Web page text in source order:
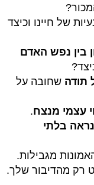
של חיינו וכיצד
בין נפש האדם
תודה שחובה על
עצמי מנצח.
בלתי
מגבילות.
רק מהדיבור שלך.